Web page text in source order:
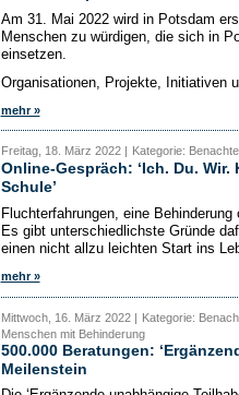
Am 31. Mai 2022 wird in Potsdam
Menschen zu würdigen, die sich in
einsetzen.
Organisationen, Projekte, Initiativen
mehr »
Freitag, 18. März 2022 | Kategorie:
Online-Gespräch: ‘Ich. Du.
Schule’
Fluchterfahrungen, eine
Es gibt unterschiedlichste Gründe
einen nicht allzu leichten Start ins
mehr »
Mittwoch, 16. März 2022 | Kategorie:
Menschen mit Behinderung
500.000 Beratungen:
Meilenstein